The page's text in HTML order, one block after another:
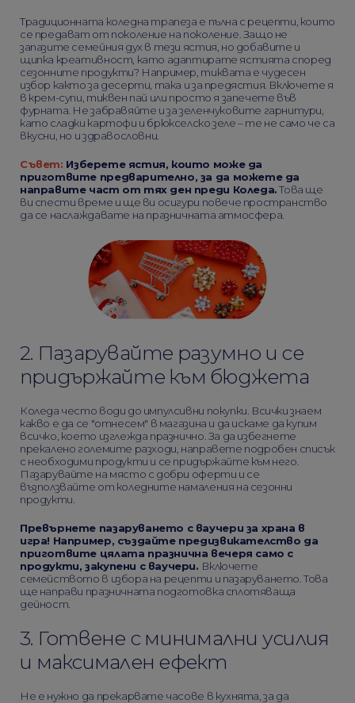
Традиционната коледна трапеза е пълна с рецепти, които
се предават от поколение на поколение. Защо не
запазите семейния дух в тези ястия, но добавите и
щипка креативност, като адаптирате ястията според
сезонните продукти? Например, тиквата е чудесен
избор както за десерти, така и за предястия. Включете я
в крем-супи, тиквен пай или просто я запечете във
фурната. Не забравяйте и за зеленчуковите гарнитури,
като сладки картофи и брюкселско зеле – те не само че са
вкусни, но и здравословни.
Съвет: Изберете ястия, които може да
приготвите предварително, за да можете да
направите част от тях ден преди Коледа.Това ще
ви спести време и ще ви осигури повече пространство
да се наслаждавате на празничната атмосфера.
2. Пазарувайте разумно и се
придържайте към бюджета
Коледа често води до импулсивни покупки. Всички знаем
какво е да се "отнесем" в магазина и да искаме да купим
всичко, което изглежда празнично. За да избегнете
прекалено големите разходи, направете подробен списък
с необходими продукти и се придържайте към него.
Пазарувайте на място с добри оферти и се
възползвайте от коледните намаления на сезонни
продукти.
Превърнете пазаруването с ваучери за храна в
игра! Например, създайте предизвикателство да
приготвите цялата празнична вечеря само с
продукти, закупени с ваучери. Включете
семейството в избора на рецепти и пазаруването. Това
ще направи празничната подготовка сплотяваща
дейност.
3. Готвене с минимални усилия
и максимален ефект
Не е нужно да прекарвате часове в кухнята, за да